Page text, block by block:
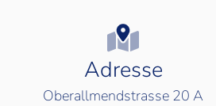
Adresse
Oberallmendstrasse 20 A